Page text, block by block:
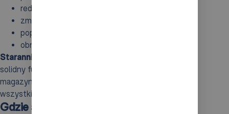
redukcję przestojów,
zmniejszenie liczby błędów,
poprawę efektywności wykorzystania zasobów,
obniżenie kosztów oraz zwiększenie wydajności.
Starannie przeprowadzona integracja
solidny fundament dla przyszłości automatyzacji w
magazynach, przynosząc wymierne korzyści
wszystkim uczestnikom procesów logistycznych.
Gdzie stosować system AS/RS w